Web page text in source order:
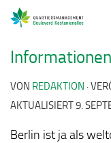
VON REDAKTION ·
AKTUALISIERT9.
Berlin ist ja als